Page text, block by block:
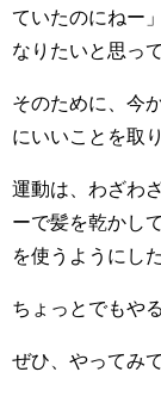
ていたのにねー
なりたいと思っ
そのために、今
にいいことを取
運動は、わざわ
ーで髪を乾かし
を使うようにし
ちょっとでもや
ぜひ、やってみ